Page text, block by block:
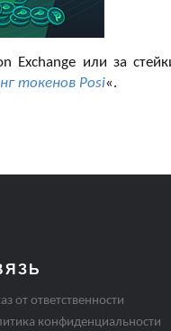
Exchange или за
токенов Posi«.
от ответственности
конфиденциальности